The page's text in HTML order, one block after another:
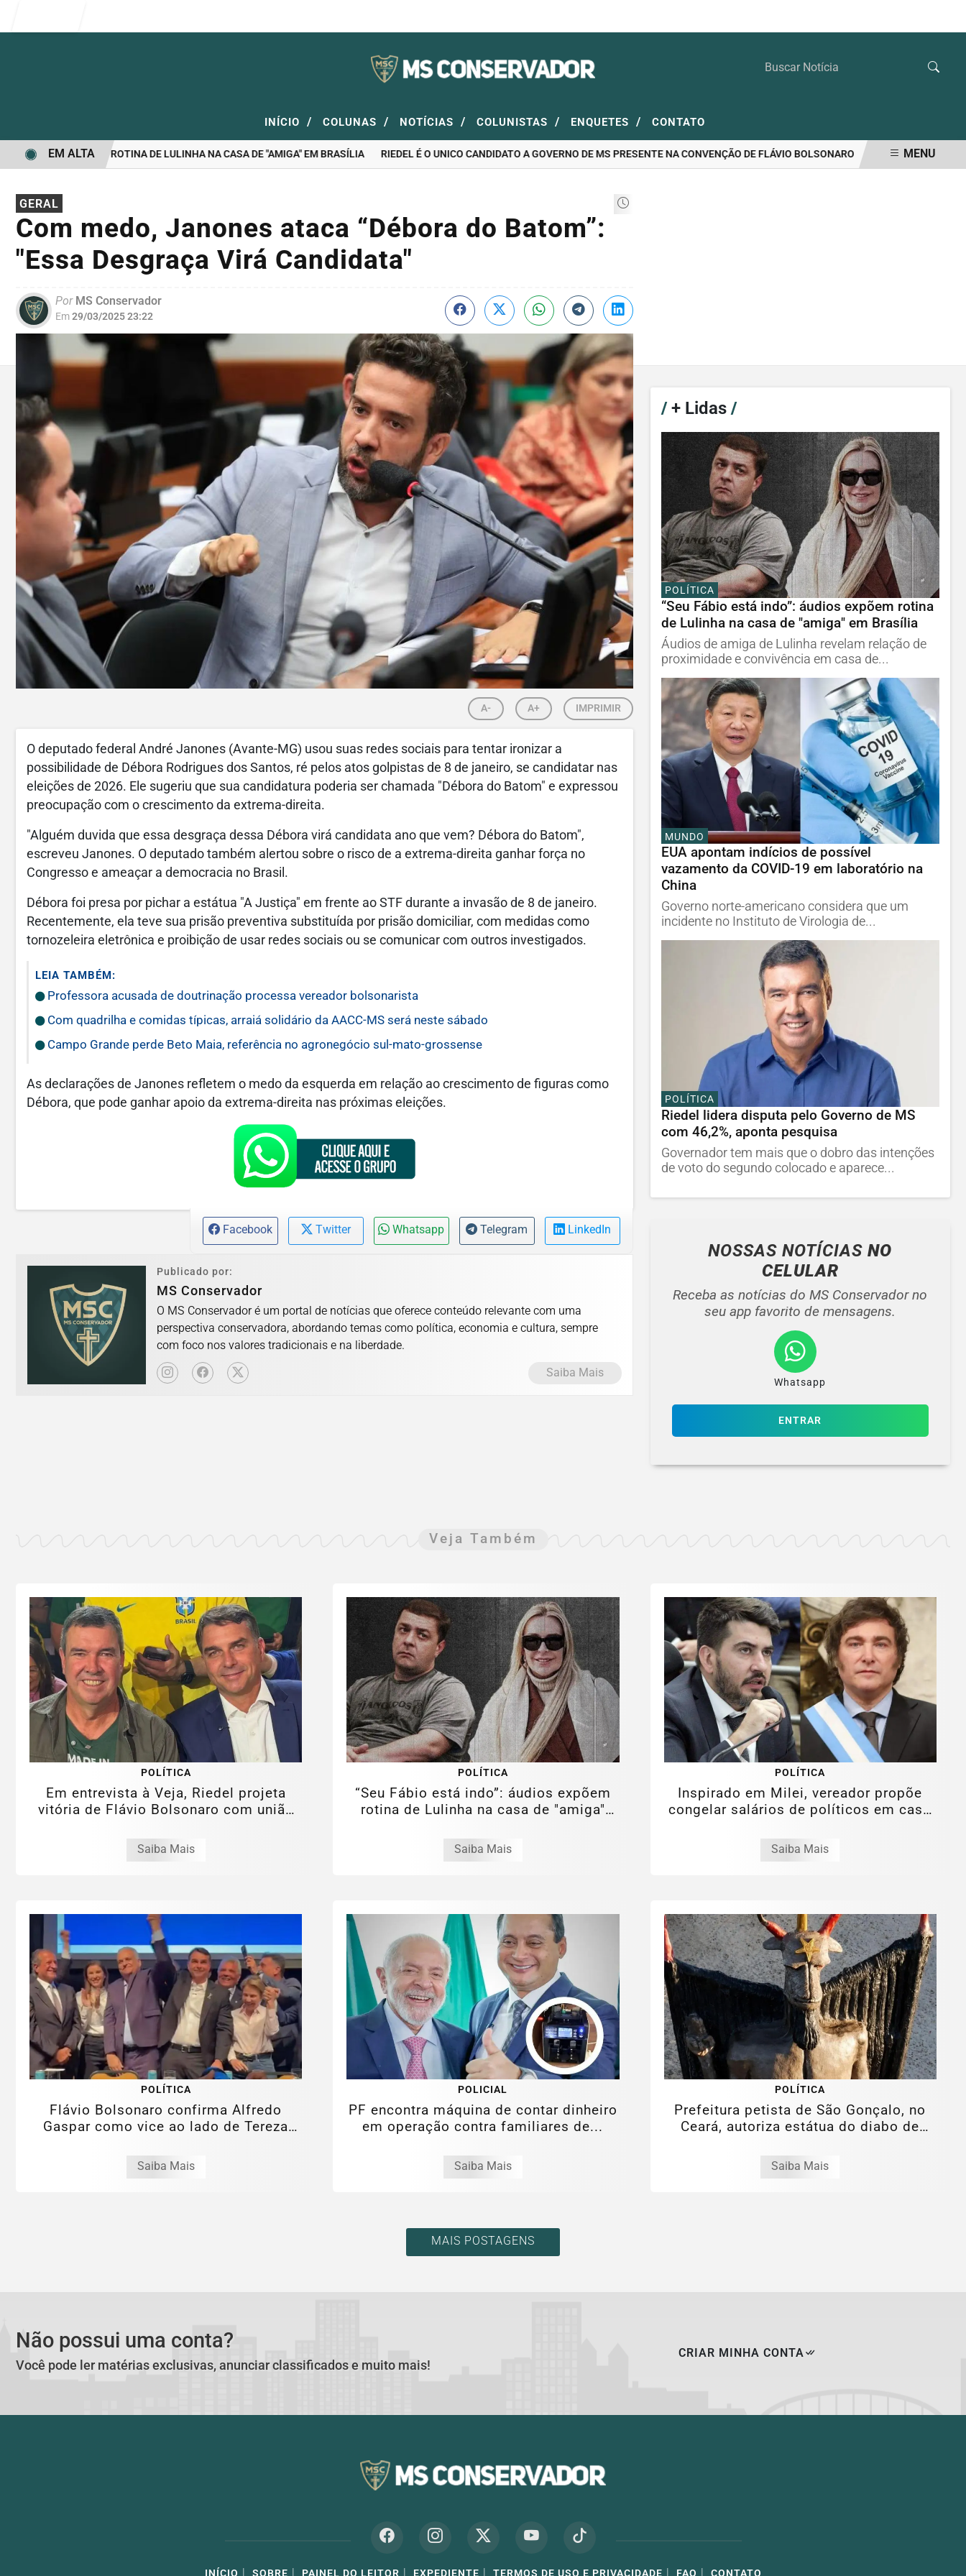
INÍCIO / COLUNAS / NOTÍCIAS / COLUNISTAS / ENQUETES / CONTATO
ÁUDIOS EXPÕEM ROTINA DE LULINHA NA CASA DE "AMIGA" EM BRASÍLIA RIEDEL É O UNICO CANDIDATO A GOVERNO DE MS PRESENTE NA CONVENÇÃO DE FLÁVIO BOLSONARO RIEDEL LIDERA
EM ALTA MENU
GERAL
Com medo, Janones ataca “Débora do Batom”:
"Essa Desgraça Virá Candidata"
PorMS Conservador
Em29/03/2025 23:22
A- A+ IMPRIMIR
O deputado federal André Janones (Avante-MG) usou suas redes sociais para tentar ironizar a
possibilidade de Débora Rodrigues dos Santos, ré pelos atos golpistas de 8 de janeiro, se candidatar nas
eleições de 2026. Ele sugeriu que sua candidatura poderia ser chamada "Débora do Batom" e expressou
preocupação com o crescimento da extrema-direita.
"Alguém duvida que essa desgraça dessa Débora virá candidata ano que vem? Débora do Batom",
escreveu Janones. O deputado também alertou sobre o risco de a extrema-direita ganhar força no
Congresso e ameaçar a democracia no Brasil.
Débora foi presa por pichar a estátua "A Justiça" em frente ao STF durante a invasão de 8 de janeiro.
Recentemente, ela teve sua prisão preventiva substituída por prisão domiciliar, com medidas como
tornozeleira eletrônica e proibição de usar redes sociais ou se comunicar com outros investigados.
LEIA TAMBÉM:
Professora acusada de doutrinação processa vereador bolsonarista
Com quadrilha e comidas típicas, arraiá solidário da AACC-MS será neste sábado
Campo Grande perde Beto Maia, referência no agronegócio sul-mato-grossense
As declarações de Janones refletem o medo da esquerda em relação ao crescimento de figuras como
Débora, que pode ganhar apoio da extrema-direita nas próximas eleições.
Facebook Twitter Whatsapp Telegram LinkedIn
Publicado por:
MS Conservador
O MS Conservador é um portal de notícias que oferece conteúdo relevante com uma
perspectiva conservadora, abordando temas como política, economia e cultura, sempre
com foco nos valores tradicionais e na liberdade.
Saiba Mais
/+ Lidas /
POLÍTICA
“Seu Fábio está indo”: áudios expõem rotina
de Lulinha na casa de "amiga" em Brasília
Áudios de amiga de Lulinha revelam relação de
proximidade e convivência em casa de...
MUNDO
EUA apontam indícios de possível
vazamento da COVID-19 em laboratório na
China
Governo norte-americano considera que um
incidente no Instituto de Virologia de...
POLÍTICA
Riedel lidera disputa pelo Governo de MS
com 46,2%, aponta pesquisa
Governador tem mais que o dobro das intenções
de voto do segundo colocado e aparece...
NOSSAS NOTÍCIASNO
CELULAR
Receba as notícias do MS Conservador no
seu app favorito de mensagens.
Whatsapp
ENTRAR
Veja Também
POLÍTICA
Em entrevista à Veja, Riedel projeta
vitória de Flávio Bolsonaro com união
Saiba Mais
POLÍTICA
“Seu Fábio está indo”: áudios expõem
rotina de Lulinha na casa de "amiga"
Saiba Mais
POLÍTICA
Inspirado em Milei, vereador propõe
congelar salários de políticos em caso
Saiba Mais
POLÍTICA
Flávio Bolsonaro confirma Alfredo
Gaspar como vice ao lado de Tereza
Saiba Mais
POLICIAL
PF encontra máquina de contar dinheiro
em operação contra familiares de...
Saiba Mais
POLÍTICA
Prefeitura petista de São Gonçalo, no
Ceará, autoriza estátua do diabo de
Saiba Mais
MAIS POSTAGENS
Não possui uma conta?
Você pode ler matérias exclusivas, anunciar classificados e muito mais!
CRIAR MINHA CONTA
INÍCIO | SOBRE | PAINEL DO LEITOR | EXPEDIENTE | TERMOS DE USO E PRIVACIDADE | FAQ | CONTATO